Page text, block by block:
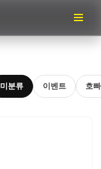
미분류 이벤트 호